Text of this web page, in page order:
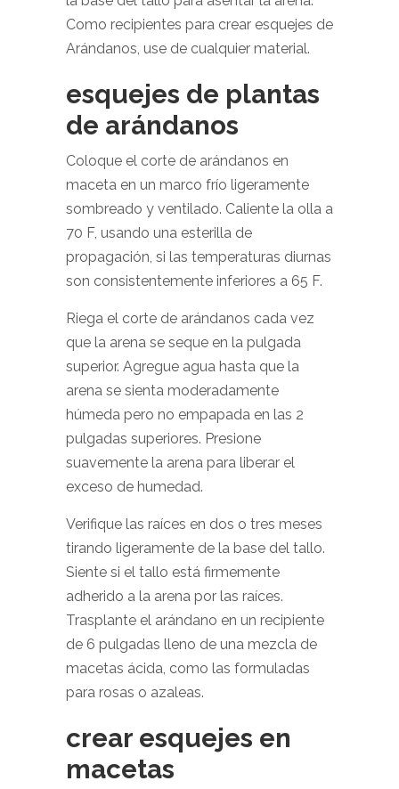
Como recipientes para crear esquejes de
Arándanos, use de cualquier material.
esquejes de plantas
de arándanos
Coloque el corte de arándanos en
maceta en un marco frío ligeramente
sombreado y ventilado. Caliente la olla a
70 F, usando una esterilla de
propagación, si las temperaturas diurnas
son consistentemente inferiores a 65 F.
Riega el corte de arándanos cada vez
que la arena se seque en la pulgada
superior. Agregue agua hasta que la
arena se sienta moderadamente
húmeda pero no empapada en las 2
pulgadas superiores. Presione
suavemente la arena para liberar el
exceso de humedad.
Verifique las raíces en dos o tres meses
tirando ligeramente de la base del tallo.
Siente si el tallo está firmemente
adherido a la arena por las raíces.
Trasplante el arándano en un recipiente
de 6 pulgadas lleno de una mezcla de
macetas ácida, como las formuladas
para rosas o azaleas.
crear esquejes en
macetas